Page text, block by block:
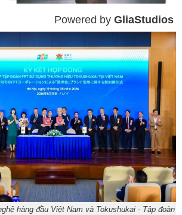
Mute
Powered by GliaStudios
hàng đầu Việt Nam và Tokushukai - Tập đoàn